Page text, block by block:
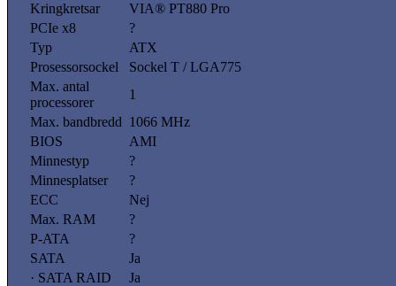
Kringkretsar
VIA® PT880 Pro
PCIe x8
?
Typ
ATX
Prosessorsockel
Sockel T / LGA775
Max. antal
processorer
1
Max. bandbredd 1066 MHz
BIOS
AMI
Minnestyp
?
Minnesplatser
?
ECC
Nej
Max. RAM
?
P-ATA
?
SATA
Ja
· SATA RAID
Ja